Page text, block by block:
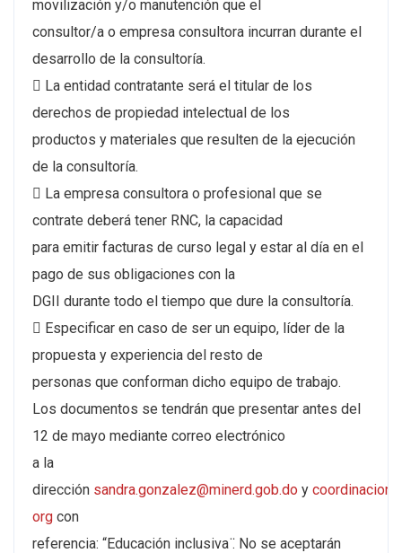
movilización y/o manutención que el
consultor/a o empresa consultora incurran durante el
desarrollo de la consultoría.
 La entidad contratante será el titular de los
derechos de propiedad intelectual de los
productos y materiales que resulten de la ejecución
de la consultoría.
 La empresa consultora o profesional que se
contrate deberá tener RNC, la capacidad
para emitir facturas de curso legal y estar al día en el
pago de sus obligaciones con la
DGII durante todo el tiempo que dure la consultoría.
 Especificar en caso de ser un equipo, líder de la
propuesta y experiencia del resto de
personas que conforman dicho equipo de trabajo.
Los documentos se tendrán que presentar antes del
12 de mayo mediante correo electrónico
a la
dirección sandra.gonzalez@minerd.gob.do y
org con
referencia: “Educación inclusiva ̈. No se aceptarán